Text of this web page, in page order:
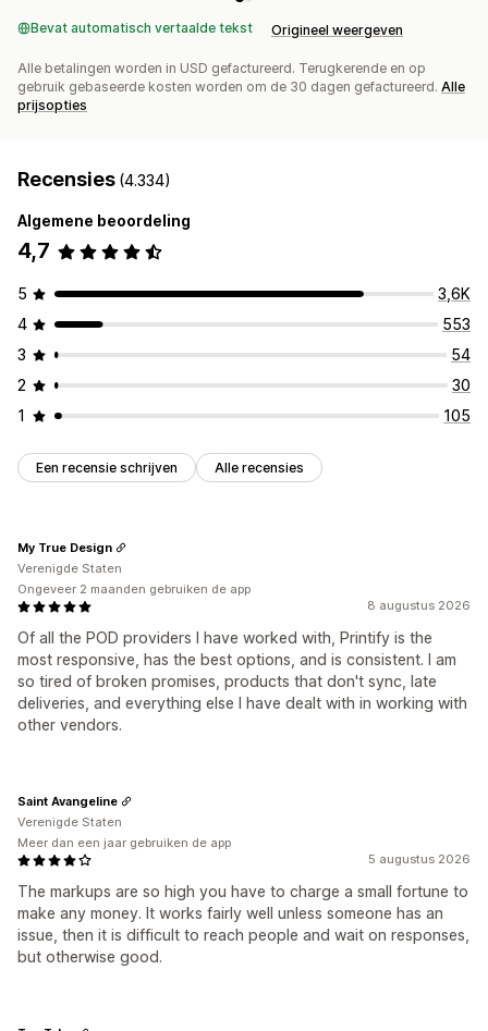
Bevat automatisch vertaalde tekst Origineel weergeven
Alle betalingen worden in USD gefactureerd. Terugkerende en op
gebruik gebaseerde kosten worden om de 30 dagen gefactureerd. Alle
prijsopties
Recensies (4.334)
Algemene beoordeling
4,7
5
3,6K
4
553
3
54
2
30
1
105
Een recensie schrijven Alle recensies
8 augustus 2026
Of all the POD providers I have worked with, Printify is the
most responsive, has the best options, and is consistent. I am
so tired of broken promises, products that don't sync, late
deliveries, and everything else I have dealt with in working with
other vendors.
My True Design
Verenigde Staten
Ongeveer 2 maanden gebruiken de app
5 augustus 2026
The markups are so high you have to charge a small fortune to
make any money. It works fairly well unless someone has an
issue, then it is difficult to reach people and wait on responses,
but otherwise good.
Saint Avangeline
Verenigde Staten
Meer dan een jaar gebruiken de app